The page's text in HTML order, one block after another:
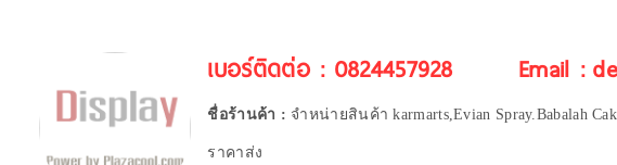
เบอร์ติดต่อ : 0824457928 Email :
ชื่อร้านค้า : จำหน่ายสินค้า karmarts,Evian Spray.Babalah
ราคาส่ง